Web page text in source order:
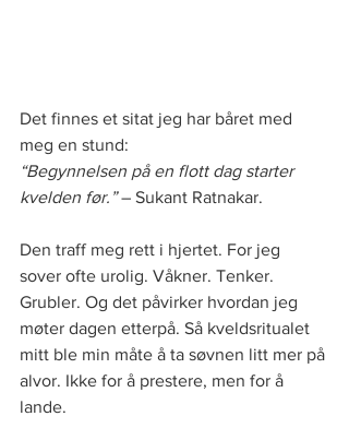
Det finnes et sitat jeg har båret med
meg en stund:
“Begynnelsen på en flott dag starter
kvelden før.” – Sukant Ratnakar.
Den traff meg rett i hjertet. For jeg
sover ofte urolig. Våkner. Tenker.
Grubler. Og det påvirker hvordan jeg
møter dagen etterpå. Så kveldsritualet
mitt ble min måte å ta søvnen litt mer på
alvor. Ikke for å prestere, men for å
lande.